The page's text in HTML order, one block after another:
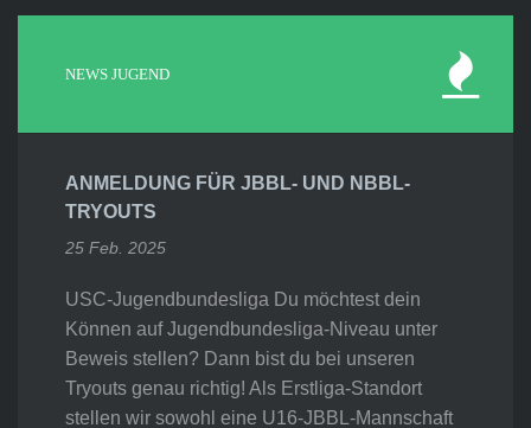
NEWS JUGEND
ANMELDUNG FÜR JBBL- UND NBBL-
TRYOUTS
25 Feb. 2025
USC-Jugendbundesliga Du möchtest dein
Können auf Jugendbundesliga-Niveau unter
Beweis stellen? Dann bist du bei unseren
Tryouts genau richtig! Als Erstliga-Standort
stellen wir sowohl eine U16-JBBL-Mannschaft